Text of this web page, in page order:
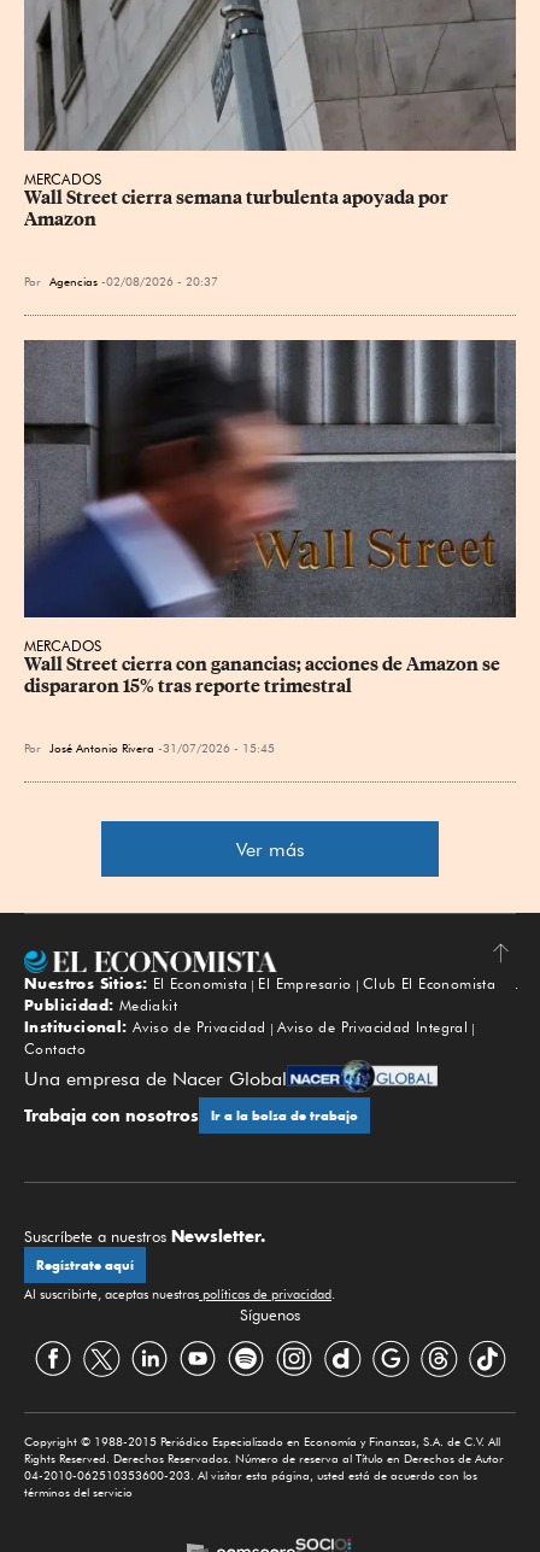
MERCADOS
Wall Street cierra semana turbulenta apoyada por
Amazon
Por Agencias 02/08/2026 - 20:37
MERCADOS
Wall Street cierra con ganancias; acciones de Amazon se
dispararon 15% tras reporte trimestral
Por José Antonio Rivera 31/07/2026 - 15:45
Ver más
Subir
Nuestros Sitios: El Economista El Empresario
Club El Economista
Publicidad: Mediakit
Institucional: Aviso de Privacidad
Aviso de Privacidad Integral
Contacto
Una empresa de Nacer Global
Trabaja con nosotros Ir a la bolsa de trabajo
Suscríbete a nuestros Newsletter.
Regístrate aquí
Al suscribirte, aceptas nuestras políticas de privacidad.
Síguenos
Copyright © 1988-2015 Periódico Especializado en Economía y Finanzas, S.A. de C.V. All
Rights Reserved. Derechos Reservados. Número de reserva al Título en Derechos de Autor
04-2010-062510353600-203. Al visitar esta página, usted está de acuerdo con los
términos del servicio